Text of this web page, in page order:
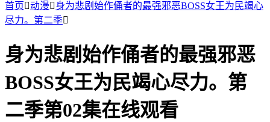
首页动漫身为悲剧始作俑者的最强邪恶BOSS女王为民竭心
尽力。第二季
身为悲剧始作俑者的最强邪恶
BOSS女王为民竭心尽力。第
二季第02集在线观看